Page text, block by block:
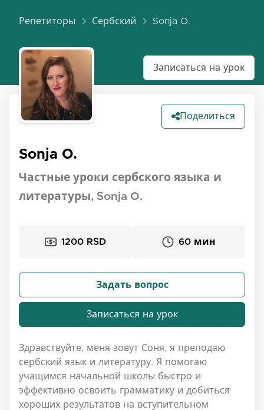
Репетиторы Сербский Sonja O.
Записаться на урок
Поделиться
Sonja O.
Частные уроки сербского языка и
литературы, Sonja O.
1200 RSD 60 мин
Задать вопрос
Записаться на урок
Здравствуйте, меня зовут Соня, я преподаю
сербский язык и литературу. Я помогаю
учащимся начальной школы быстро и
эффективно освоить грамматику и добиться
хороших результатов на вступительном